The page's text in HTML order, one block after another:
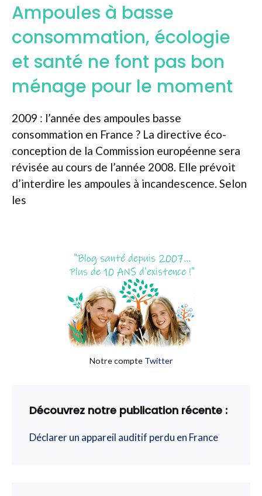
Ampoules à basse
consommation, écologie
et santé ne font pas bon
ménage pour le moment
2009 : l’année des ampoules basse
consommation en France ? La directive éco-
conception de la Commission européenne sera
révisée au cours de l’année 2008. Elle prévoit
d’interdire les ampoules à incandescence. Selon
les
Notre compte Twitter
Découvrez notre publication récente :
Déclarer un appareil auditif perdu en France